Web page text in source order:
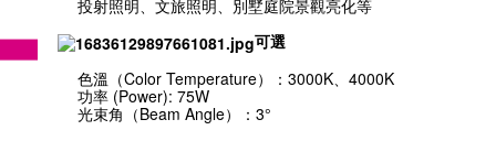
投射照明、文旅照明、別墅庭院景觀亮化等
可選
色溫（Color Temperature）：3000K、4000K
功率 (Power): 75W
光束角（Beam Angle）：3°